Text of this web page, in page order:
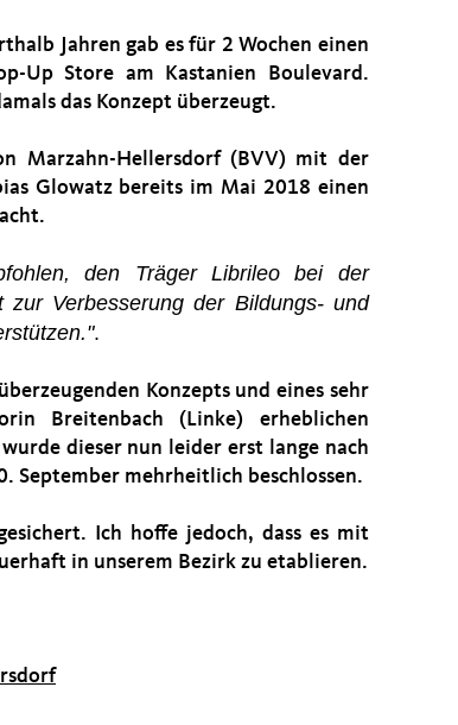
Jahren gab es für 2 Wochen einen
Up Store am Kastanien Boulevard.
das Konzept überzeugt.
Marzahn-Hellersdorf (BVV) mit der
Glowatz bereits im Mai 2018 einen
den Träger Librileo bei der
zur Verbesserung der Bildungs- und
tzen.".
Konzepts und eines sehr
Breitenbach (Linke) erheblichen
dieser nun leider erst lange nach
September mehrheitlich beschlossen.
Ich hoffe jedoch, dass es mit
in unserem Bezirk zu etablieren.